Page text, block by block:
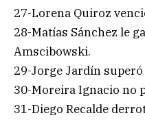
27-Lorena Quiroz
28-Matías Sánchez le
Amscibowski.
29-Jorge Jardín superó
30-Moreira Ignacio no
31-Diego Recalde